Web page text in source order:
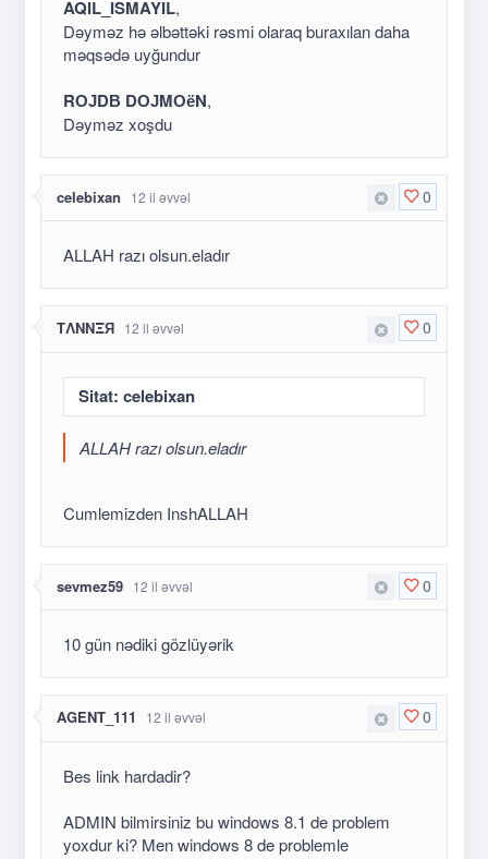
AQIL_ISMAYIL,
Dəyməz hə əlbəttəki rəsmi olaraq buraxılan daha
məqsədə uyğundur
RОЈDВ DОЈMОёN,
Dəyməz xoşdu
0
celebixan 12 il əvvəl
ALLAH razı olsun.eladır
0
TΛNNΞЯ 12 il əvvəl
Sitat: celebixan
ALLAH razı olsun.eladır
Cumlemizden InshALLAH
0
sevmez59 12 il əvvəl
10 gün nədiki gözlüyərik
0
AGENT_111 12 il əvvəl
Bes link hardadir?
ADMIN bilmirsiniz bu windows 8.1 de problem
yoxdur ki? Men windows 8 de problemle